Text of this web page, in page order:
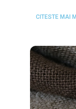
CITESTE MAI